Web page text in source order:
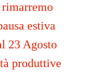
estiva
23 Agosto
produttive